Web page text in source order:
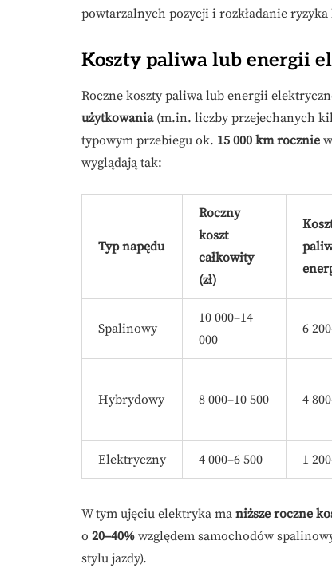
powtarzalnych pozycji i rozkładanie ryzyka
Koszty paliwa lub energii
Roczne koszty paliwa lub energii
użytkowania(m.in. liczby przejechanych
typowym przebiegu ok. 15 000 km rocznie
wyglądają tak:
Typ napędu
Roczny
koszt
całkowity
(zł)
Spalinowy
10 000–14
000
6
Hybrydowy 8 000–10 500 4
Elektryczny 4 000–6 500 1
W tym ujęciu elektryka ma niższe roczne
o 20–40% względem samochodów
stylu jazdy).